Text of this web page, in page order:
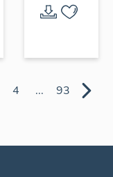
4 ... 93